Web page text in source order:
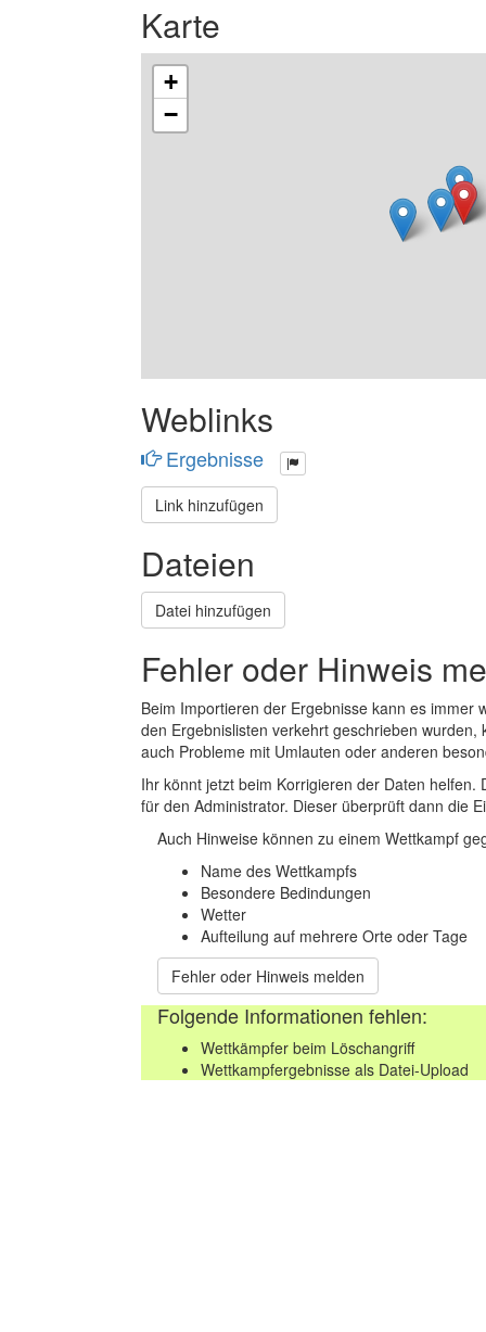
Karte
+
−
Weblinks
Ergebnisse
Link hinzufügen
Dateien
Datei hinzufügen
Fehler oder Hinweis
Beim Importieren der Ergebnisse kann es
den Ergebnislisten verkehrt geschrieben
auch Probleme mit Umlauten oder anderen
Ihr könnt jetzt beim Korrigieren der Daten
für den Administrator. Dieser überprüft dann die
Auch Hinweise können zu einem Wettkampf
Name des Wettkampfs
Besondere Bedindungen
Wetter
Aufteilung auf mehrere Orte oder Tage
Fehler oder Hinweis melden
Folgende Informationen fehlen:
Wettkämpfer beim Löschangriff
Wettkampfergebnisse als Datei-Upload